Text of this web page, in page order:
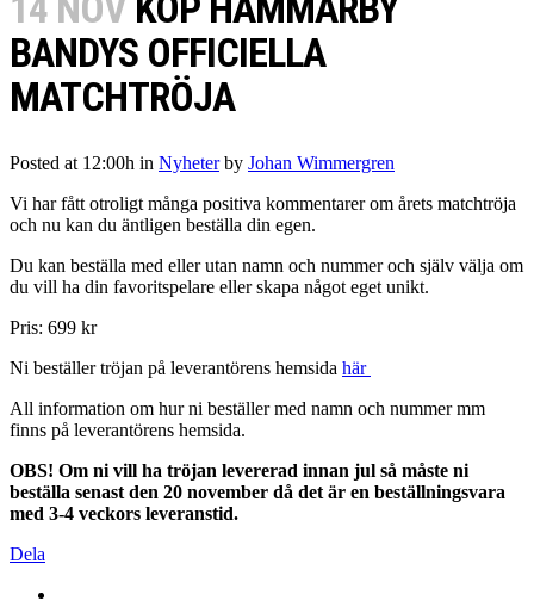
BANDYS OFFICIELLA
MATCHTRÖJA
Posted at 12:00h in Nyheter by Johan Wimmergren
Vi har fått otroligt många positiva kommentarer om årets matchtröja
och nu kan du äntligen beställa din egen.
Du kan beställa med eller utan namn och nummer och själv välja om
du vill ha din favoritspelare eller skapa något eget unikt.
Pris: 699 kr
Ni beställer tröjan på leverantörens hemsida här
All information om hur ni beställer med namn och nummer mm
finns på leverantörens hemsida.
OBS! Om ni vill ha tröjan levererad innan jul så måste ni
beställa senast den 20 november då det är en beställningsvara
med 3-4 veckors leveranstid.
Dela